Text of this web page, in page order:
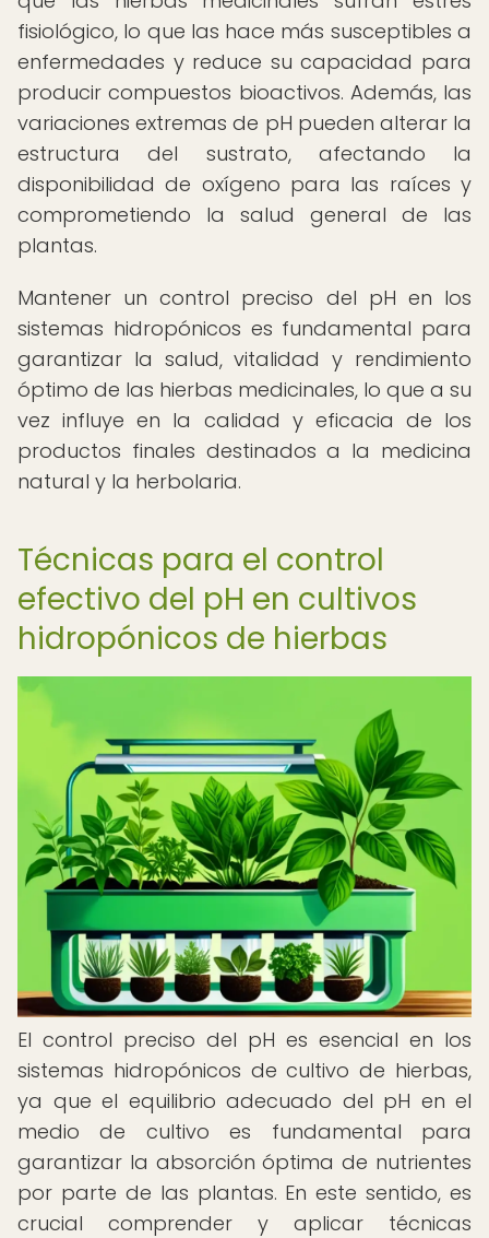
fisiológico, lo que las hace más susceptibles a
enfermedades y reduce su capacidad para
producir compuestos bioactivos. Además, las
variaciones extremas de pH pueden alterar la
estructura del sustrato, afectando la
disponibilidad de oxígeno para las raíces y
comprometiendo la salud general de las
plantas.
Mantener un control preciso del pH en los
sistemas hidropónicos es fundamental para
garantizar la salud, vitalidad y rendimiento
óptimo de las hierbas medicinales, lo que a su
vez influye en la calidad y eficacia de los
productos finales destinados a la medicina
natural y la herbolaria.
Técnicas para el control
efectivo del pH en cultivos
hidropónicos de hierbas
El control preciso del pH es esencial en los
sistemas hidropónicos de cultivo de hierbas,
ya que el equilibrio adecuado del pH en el
medio de cultivo es fundamental para
garantizar la absorción óptima de nutrientes
por parte de las plantas. En este sentido, es
crucial comprender y aplicar técnicas